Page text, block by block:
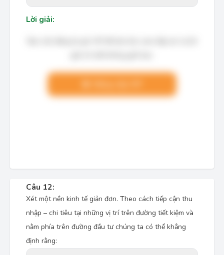
Lời giải:
Câu 12:
Xét một nền kinh tế giản đơn. Theo cách tiếp cận thu
nhập – chi tiêu tại những vị trí trên đường tiết kiệm và
nằm phía trên đường đầu tư chúng ta có thể khẳng
định rằng: